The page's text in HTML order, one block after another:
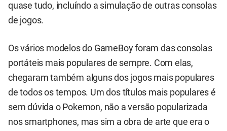
quase tudo, incluíndo a simulação de outras consolas
de jogos.
Os vários modelos do GameBoy foram das consolas
portáteis mais populares de sempre. Com elas,
chegaram também alguns dos jogos mais populares
de todos os tempos. Um dos títulos mais populares é
sem dúvida o Pokemon, não a versão popularizada
nos smartphones, mas sim a obra de arte que era o